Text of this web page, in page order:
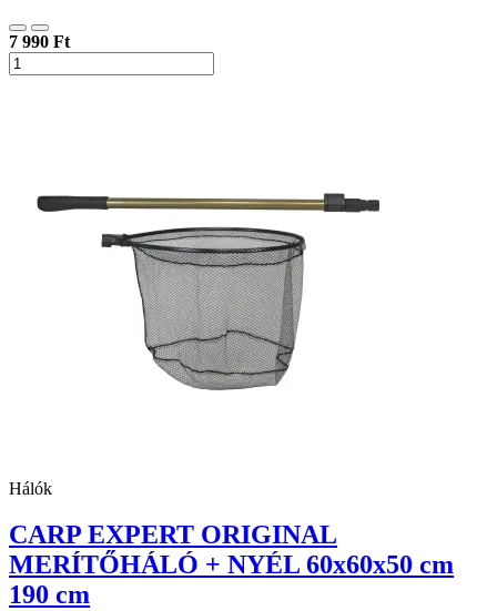
7 990 Ft
Hálók
CARP EXPERT ORIGINAL
MERÍTŐHÁLÓ + NYÉL 60x60x50 cm
190 cm